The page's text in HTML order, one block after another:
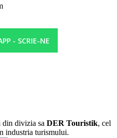
gratuite
zi si de seara
- SCRIE-NE
din divizia sa DER Touristik, cel
industria turismului.